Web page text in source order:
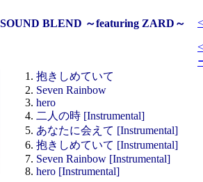
BLEND ～featuring ZARD～
抱きしめていて
Seven Rainbow
hero
二人の時 [Instrumental]
あなたに会えて [Instrumental]
抱きしめていて [Instrumental]
Seven Rainbow [Instrumental]
hero [Instrumental]